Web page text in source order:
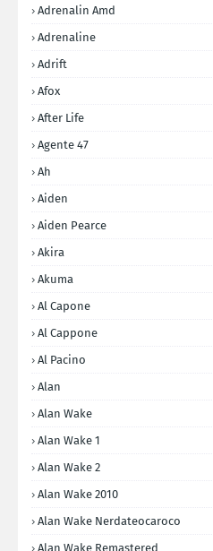
Adrenalin Amd
Adrenaline
Adrift
Afox
After Life
Agente 47
Ah
Aiden
Aiden Pearce
Akira
Akuma
Al Capone
Al Cappone
Al Pacino
Alan
Alan Wake
Alan Wake 1
Alan Wake 2
Alan Wake 2010
Alan Wake Nerdateocaroco
Alan Wake Remastered